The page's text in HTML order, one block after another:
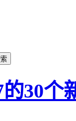
30个